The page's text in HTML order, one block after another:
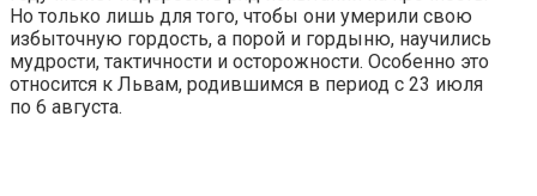
Но только лишь для того, чтобы они умерили свою
избыточную гордость, а порой и гордыню, научились
мудрости, тактичности и осторожности. Особенно это
относится к Львам, родившимся в период с 23 июля
по 6 августа.